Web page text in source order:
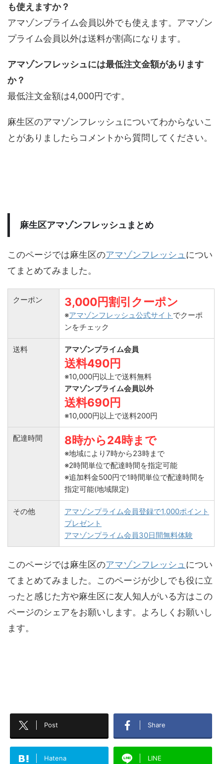
も使えますか？
アマゾンプライム会員以外でも使えます。アマゾン
プライム会員以外は送料が割高になります。
アマゾンフレッシュには最低注文金額があります
か？
最低注文金額は4,000円です。
麻生区のアマゾンフレッシュについてわからないこ
とがありましたらコメントから質問してください。
麻生区アマゾンフレッシュまとめ
このページでは麻生区のアマゾンフレッシュ につい
てまとめてみました。
クーポン 3,000円割引クーポン
※アマゾンフレッシュ公式サイト でクーポ
ンをチェック
送料 アマゾンプライム会員
送料490円
※10,000円以上で送料無料
アマゾンプライム会員以外
送料690円
※10,000円以上で送料200円
配達時間 8時から24時まで
※地域により7時から23時まで
※2時間単位で配達時間を指定可能
※追加料金500円で1時間単位で配達時間を
指定可能(地域限定)
その他
アマゾンプライム会員登録で1,000ポイント
プレゼント
アマゾンプライム会員30日間無料体験
このページでは麻生区のアマゾンフレッシュ につい
てまとめてみました。このページが少しでも役に立
ったと感じた方や麻生区に友人知人がいる方はこの
ページのシェアをお願いします。よろしくお願いし
ます。
Post Share
Hatena LINE